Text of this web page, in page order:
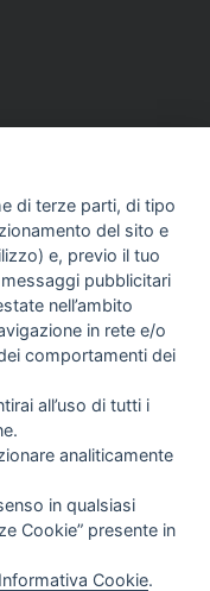
Vedi tutti
di terze parti, di tipo
del sito e
e, previo il tuo
pubblicitari
nell’ambito
in rete e/o
comportamenti dei
all’uso di tutti i
analiticamente
in qualsiasi
Cookie” presente in
Informativa Cookie.